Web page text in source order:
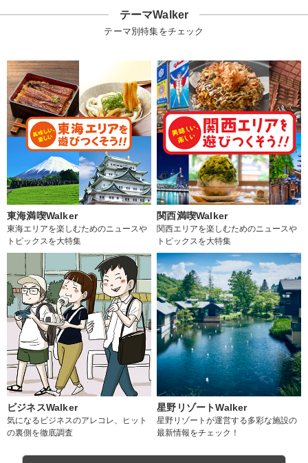
テーマWalker
テーマ別特集をチェック
東海満喫Walker
東海エリアを楽しむためのニュースや
トピックスを大特集
関西満喫Walker
関西エリアを楽しむためのニュースや
トピックスを大特集
ビジネスWalker
気になるビジネスのアレコレ、ヒット
の裏側を徹底調査
星野リゾートWalker
星野リゾートが運営する多彩な施設の
最新情報をチェック！